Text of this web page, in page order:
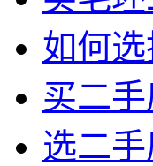
如何选
买二
选二